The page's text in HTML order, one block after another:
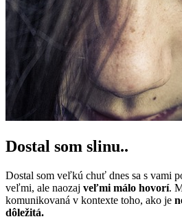
Dostal som slinu..
Dostal som veľkú chuť dnes sa s vami
veľmi, ale naozaj veľmi málo hovorí.
komunikovaná v kontexte toho, ako je
dôležitá.